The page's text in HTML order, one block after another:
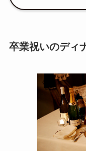
卒業祝いのディ